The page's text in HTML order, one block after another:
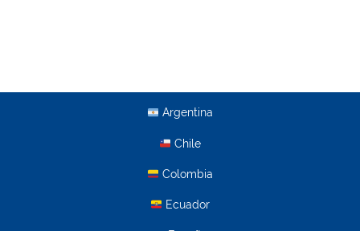
Argentina
Chile
Colombia
Ecuador